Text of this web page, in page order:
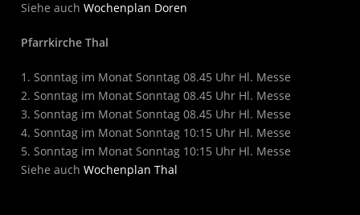
Siehe auchWochenplan Doren
Pfarrkirche Thal
1. Sonntag im Monat Sonntag 08.45 Uhr Hl. Messe
2. Sonntag im Monat Sonntag 08.45 Uhr Hl. Messe
3. Sonntag im Monat Sonntag 08.45 Uhr Hl. Messe
4. Sonntag im Monat Sonntag 10:15 Uhr Hl. Messe
5. Sonntag im Monat Sonntag 10:15 Uhr Hl. Messe
Siehe auchWochenplan Thal